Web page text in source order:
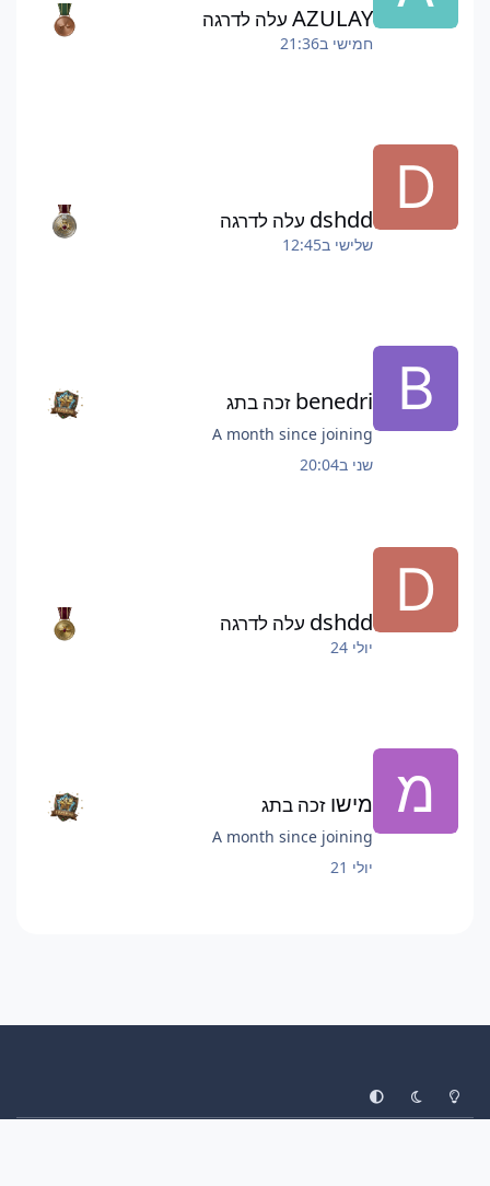
AZULAY עלה לדרגה
חמישי ב21:36
dshdd עלה לדרגה
שלישי ב12:45
benedri זכה בתג
A month since joining
שני ב20:04
dshdd עלה לדרגה
יולי 24
מישו זכה בתג
A month since joining
יולי 21
Light Mode
Dark Mode
System Preference